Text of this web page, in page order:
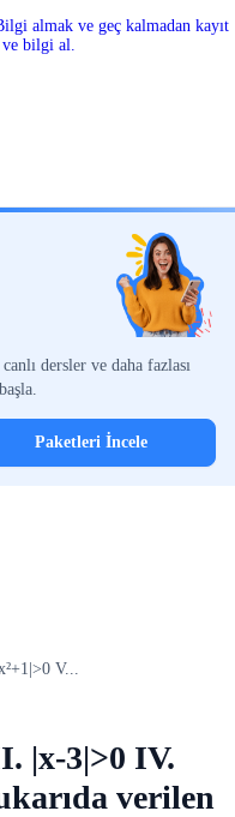
almak ve geç kalmadan kayıt
ve bilgi al.
dersler ve daha fazlası
Paketleri İncele
V...
|x-3|>0 IV.
verilen